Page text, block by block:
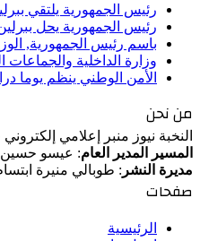
رئيس الجمهورية يلتقي
رئيس الجمهورية يحل
باسم رئيس الجمهورية,
وزارة الداخلية
الأمن الوطني ينظم يوما
من نحن
النخبة نيوز منبر إعلامي
المسير المدير العام: عيسو حسين
مديرة النشر : طوبالي منيرة
صفحات
الرئيسية